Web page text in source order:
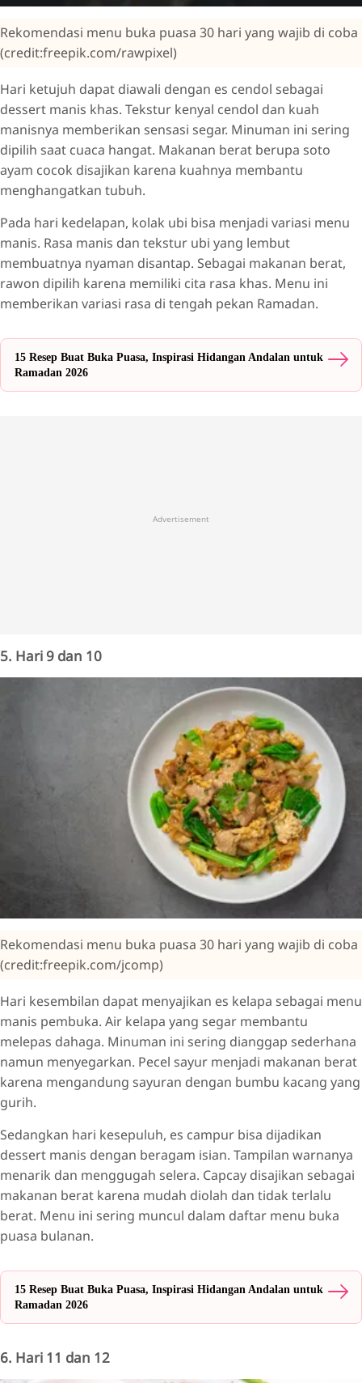
Rekomendasi menu buka puasa 30 hari yang wajib di coba
(credit:freepik.com/rawpixel)
Hari ketujuh dapat diawali dengan es cendol sebagai
dessert manis khas. Tekstur kenyal cendol dan kuah
manisnya memberikan sensasi segar. Minuman ini sering
dipilih saat cuaca hangat. Makanan berat berupa soto
ayam cocok disajikan karena kuahnya membantu
menghangatkan tubuh.
Pada hari kedelapan, kolak ubi bisa menjadi variasi menu
manis. Rasa manis dan tekstur ubi yang lembut
membuatnya nyaman disantap. Sebagai makanan berat,
rawon dipilih karena memiliki cita rasa khas. Menu ini
memberikan variasi rasa di tengah pekan Ramadan.
15 Resep Buat Buka Puasa, Inspirasi Hidangan Andalan untuk
Ramadan 2026
Advertisement
5. Hari 9 dan 10
Rekomendasi menu buka puasa 30 hari yang wajib di coba
(credit:freepik.com/jcomp)
Hari kesembilan dapat menyajikan es kelapa sebagai menu
manis pembuka. Air kelapa yang segar membantu
melepas dahaga. Minuman ini sering dianggap sederhana
namun menyegarkan. Pecel sayur menjadi makanan berat
karena mengandung sayuran dengan bumbu kacang yang
gurih.
Sedangkan hari kesepuluh, es campur bisa dijadikan
dessert manis dengan beragam isian. Tampilan warnanya
menarik dan menggugah selera. Capcay disajikan sebagai
makanan berat karena mudah diolah dan tidak terlalu
berat. Menu ini sering muncul dalam daftar menu buka
puasa bulanan.
15 Resep Buat Buka Puasa, Inspirasi Hidangan Andalan untuk
Ramadan 2026
6. Hari 11 dan 12